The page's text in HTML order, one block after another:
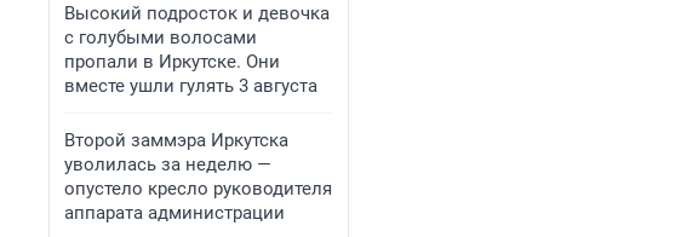
Высокий подросток и девочка
с голубыми волосами
пропали в Иркутске. Они
вместе ушли гулять 3 августа
Второй заммэра Иркутска
уволилась за неделю —
опустело кресло руководителя
аппарата администрации